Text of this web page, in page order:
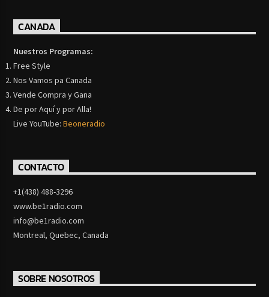
CANADA
Nuestros Programas:
Free Style
Nos Vamos pa Canada
Vende Compra y Gana
De por Aquí y por Alla!
Live YouTube:Beoneradio
CONTACTO
+1(438) 488-3296
www.be1radio.com
info@be1radio.com
Montreal, Quebec, Canada
SOBRE NOSOTROS